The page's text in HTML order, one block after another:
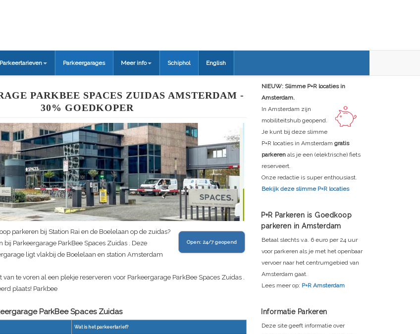
Parkeertarieven Parkeergarages Meer info Schiphol English
PARKBEE SPACES ZUIDAS AMSTERDAM -
30% GOEDKOPER
Open: 24/7 geopend
parkeren bij Station Rai en de Boelelaan op de zuidas?
bij Parkeergarage ParkBee Spaces Zuidas . Deze
ligt vlakbij de Boelelaan en station Amsterdam
van te voren al een plekje reserveren voor Parkeergarage ParkBee Spaces Zuidas.
plaats! Parkbee
ParkBee Spaces Zuidas
Wat is het parkeertarief?
NIEUW: Slimme P+R locaties in
Amsterdam.
In Amsterdam zijn
mobiliteitshub geopend.
Je kunt bij deze slimme
P+R locaties in Amsterdam gratis
parkeren als je een (elektrische) fiets
reserveert.
Onze redactie is super enthousiast.
Bekijk deze slimme P+R locaties
P+R Parkeren is Goedkoop
parkeren in Amsterdam
Betaal slechts v.a. 6 euro per 24 uur
voor parkeren als je met het openbaar
vervoer naar het centrumgebied van
Amsterdam gaat.
Lees meer op: P+R Amsterdam
Informatie Parkeren
Deze site geeft informatie over